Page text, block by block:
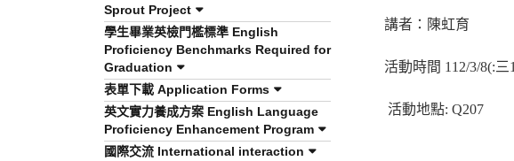
Sprout Project
學生畢業英檢門檻標準 English
Proficiency Benchmarks Required for
Graduation
表單下載 Application Forms
英文實力養成方案 English Language
Proficiency Enhancement Program
國際交流 International interaction
講者： 陳虹育
活動時間 112/3/8(:三
活動地點: Q207